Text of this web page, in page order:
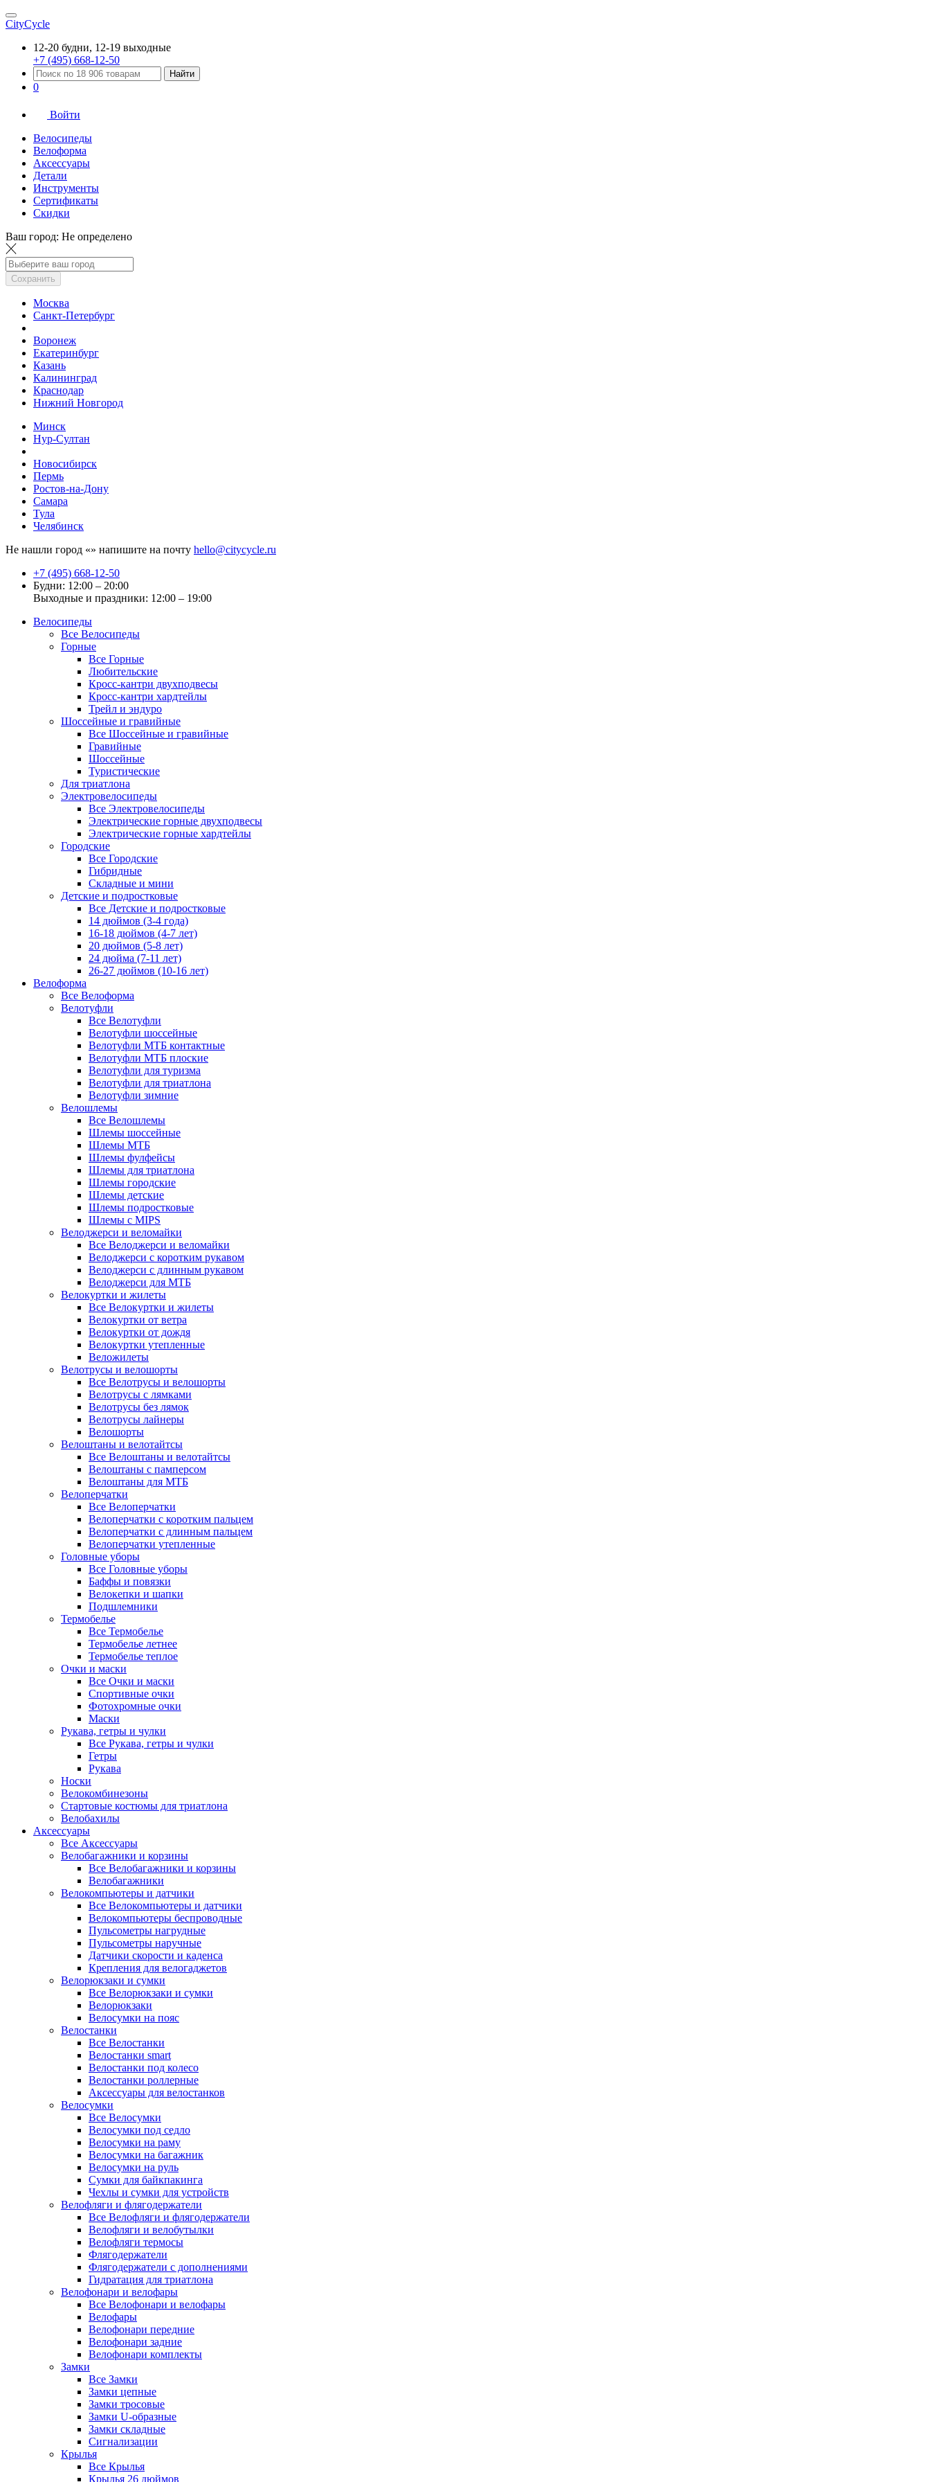
CityCycle
12-20 будни, 12-19 выходные
+7 (495) 668-12-50
Найти
0
Войти
Велосипеды
Велоформа
Аксессуары
Детали
Инструменты
Сертификаты
Скидки
Ваш город: Не определено
Сохранить
Москва
Санкт-Петербург
Воронеж
Екатеринбург
Казань
Калининград
Краснодар
Нижний Новгород
Минск
Нур-Султан
Новосибирск
Пермь
Ростов-на-Дону
Самара
Тула
Челябинск
Не нашли город «» напишите на почту hello@citycycle.ru
+7 (495) 668-12-50
Будни: 12:00 – 20:00
Выходные и праздники: 12:00 – 19:00
Велосипеды
Все Велосипеды
Горные
Все Горные
Любительские
Кросс-кантри двухподвесы
Кросс-кантри хардтейлы
Трейл и эндуро
Шоссейные и гравийные
Все Шоссейные и гравийные
Гравийные
Шоссейные
Туристические
Для триатлона
Электровелосипеды
Все Электровелосипеды
Электрические горные двухподвесы
Электрические горные хардтейлы
Городские
Все Городские
Гибридные
Складные и мини
Детские и подростковые
Все Детские и подростковые
14 дюймов (3-4 года)
16-18 дюймов (4-7 лет)
20 дюймов (5-8 лет)
24 дюйма (7-11 лет)
26-27 дюймов (10-16 лет)
Велоформа
Все Велоформа
Велотуфли
Все Велотуфли
Велотуфли шоссейные
Велотуфли МТБ контактные
Велотуфли МТБ плоские
Велотуфли для туризма
Велотуфли для триатлона
Велотуфли зимние
Велошлемы
Все Велошлемы
Шлемы шоссейные
Шлемы МТБ
Шлемы фулфейсы
Шлемы для триатлона
Шлемы городские
Шлемы детские
Шлемы подростковые
Шлемы с MIPS
Велоджерси и веломайки
Все Велоджерси и веломайки
Велоджерси с коротким рукавом
Велоджерси с длинным рукавом
Велоджерси для МТБ
Велокуртки и жилеты
Все Велокуртки и жилеты
Велокуртки от ветра
Велокуртки от дождя
Велокуртки утепленные
Веложилеты
Велотрусы и велошорты
Все Велотрусы и велошорты
Велотрусы с лямками
Велотрусы без лямок
Велотрусы лайнеры
Велошорты
Велоштаны и велотайтсы
Все Велоштаны и велотайтсы
Велоштаны с памперсом
Велоштаны для МТБ
Велоперчатки
Все Велоперчатки
Велоперчатки с коротким пальцем
Велоперчатки с длинным пальцем
Велоперчатки утепленные
Головные уборы
Все Головные уборы
Баффы и повязки
Велокепки и шапки
Подшлемники
Термобелье
Все Термобелье
Термобелье летнее
Термобелье теплое
Очки и маски
Все Очки и маски
Спортивные очки
Фотохромные очки
Маски
Рукава, гетры и чулки
Все Рукава, гетры и чулки
Гетры
Рукава
Носки
Велокомбинезоны
Стартовые костюмы для триатлона
Велобахилы
Аксессуары
Все Аксессуары
Велобагажники и корзины
Все Велобагажники и корзины
Велобагажники
Велокомпьютеры и датчики
Все Велокомпьютеры и датчики
Велокомпьютеры беспроводные
Пульсометры нагрудные
Пульсометры наручные
Датчики скорости и каденса
Крепления для велогаджетов
Велорюкзаки и сумки
Все Велорюкзаки и сумки
Велорюкзаки
Велосумки на пояс
Велостанки
Все Велостанки
Велостанки smart
Велостанки под колесо
Велостанки роллерные
Аксессуары для велостанков
Велосумки
Все Велосумки
Велосумки под седло
Велосумки на раму
Велосумки на багажник
Велосумки на руль
Сумки для байкпакинга
Чехлы и сумки для устройств
Велофляги и флягодержатели
Все Велофляги и флягодержатели
Велофляги и велобутылки
Велофляги термосы
Флягодержатели
Флягодержатели с дополнениями
Гидратация для триатлона
Велофонари и велофары
Все Велофонари и велофары
Велофары
Велофонари передние
Велофонари задние
Велофонари комплекты
Замки
Все Замки
Замки цепные
Замки тросовые
Замки U-образные
Замки складные
Сигнализации
Крылья
Все Крылья
Крылья 26 дюймов